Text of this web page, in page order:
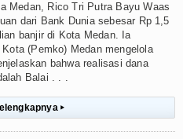
Medan, Rico Tri Putra Bayu Waas
dari Bank Dunia sebesar Rp 1,5
banjir di Kota Medan. Ia
(Pemko) Medan mengelola
bahwa realisasi dana
Balai . . .
▸